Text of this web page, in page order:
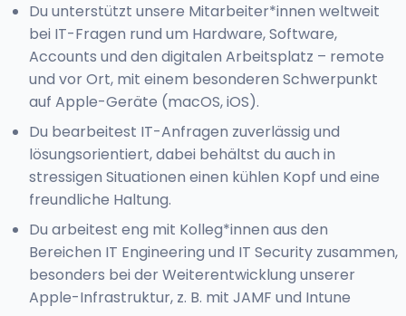
Du unterstützt unsere Mitarbeiter*innen weltweit
bei IT-Fragen rund um Hardware, Software,
Accounts und den digitalen Arbeitsplatz – remote
und vor Ort, mit einem besonderen Schwerpunkt
auf Apple-Geräte (macOS, iOS).
Du bearbeitest IT-Anfragen zuverlässig und
lösungsorientiert, dabei behältst du auch in
stressigen Situationen einen kühlen Kopf und eine
freundliche Haltung.
Du arbeitest eng mit Kolleg*innen aus den
Bereichen IT Engineering und IT Security zusammen,
besonders bei der Weiterentwicklung unserer
Apple-Infrastruktur, z. B. mit JAMF und Intune